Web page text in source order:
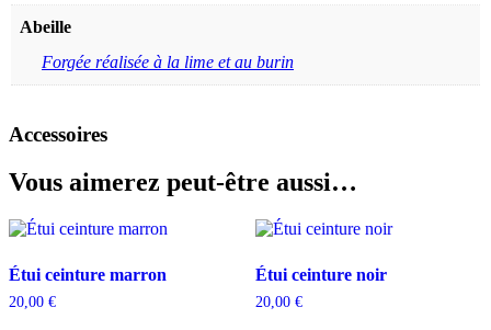
Abeille
Forgée réalisée à la lime et au burin
Accessoires
Vous aimerez peut-être aussi…
Étui ceinture marron
20,00 €
Étui ceinture noir
20,00 €